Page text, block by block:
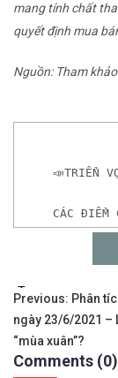
mang tính chất
quyết định mua
Nguồn: Tham khảo
📣TRIỂN
CÁC
𝘟𝘦𝘮 𝘤𝘩𝘪
✨🏆𝐗𝐨á
✅𝘔ở 𝘵à𝘪
Tags:
Điều
hướng
bài
Previous: Phân
ngày 23/6/2021 –
“mùa xuân”?
Comments (0)